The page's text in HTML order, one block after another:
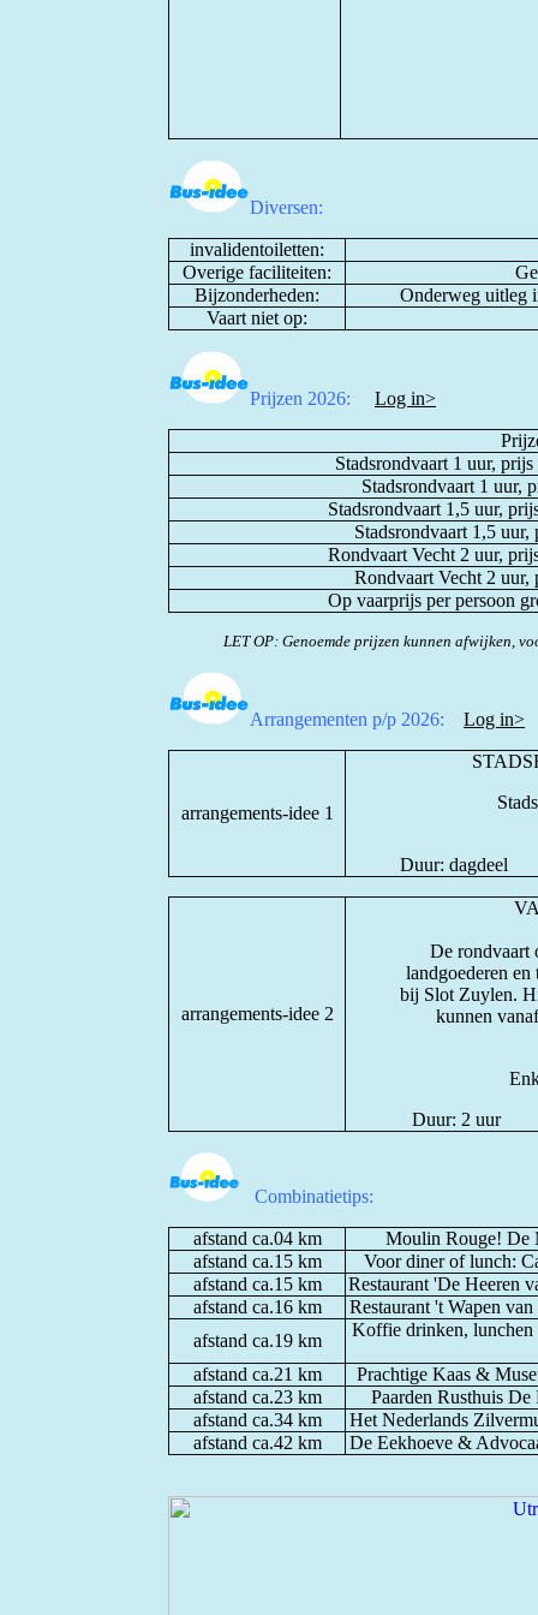
Diversen:
invalidentoiletten:
Overige faciliteiten:
Bijzonderheden:
Onderweg uitleg
Vaart niet op:
Prijzen 2026: Log in>
Stadsrondvaart 1 uur,
Stadsrondvaart 1 uur,
Stadsrondvaart 1,5 uur,
Stadsrondvaart 1,5
Rondvaart Vecht 2 uur,
Rondvaart Vecht 2 uur,
Op vaarprijs per persoon
LET OP: Genoemde prijzen kunnen afwijken,
Arrangementen p/p 2026: Log in>
arrangements-idee 1
Duur:
arrangements-idee 2
De rondvaart
landgoederen
bij Slot Zuylen.
kunnen
Duur: 2 uur
Combinatietips:
afstand ca.04 km
Moulin Rouge!
afstand ca.15 km
Voor diner of lunch:
afstand ca.15 km
Restaurant 'De Heeren
afstand ca.16 km
Restaurant 't Wapen
afstand ca.19 km
Koffie drinken, lunchen
afstand ca.21 km
Prachtige Kaas &
afstand ca.23 km
Paarden Rusthuis
afstand ca.34 km
Het Nederlands
afstand ca.42 km
De Eekhoeve &